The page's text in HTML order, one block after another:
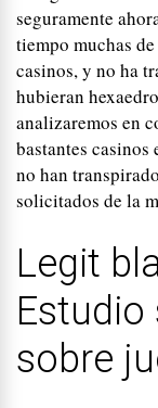
seguramente
tiempo muchas
casinos, y no ha
hubieran
analizaremos en
bastantes
no han
solicitados de la
Legit
Estudio
sobre